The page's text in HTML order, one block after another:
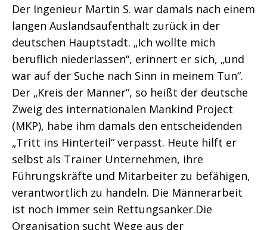
Der Ingenieur Martin S. war damals nach einem
langen Auslandsaufenthalt zurück in der
deutschen Hauptstadt. „Ich wollte mich
beruflich niederlassen“, erinnert er sich, „und
war auf der Suche nach Sinn in meinem Tun“.
Der „Kreis der Männer“, so heißt der deutsche
Zweig des internationalen Mankind Project
(MKP), habe ihm damals den entscheidenden
„Tritt ins Hinterteil“ verpasst. Heute hilft er
selbst als Trainer Unternehmen, ihre
Führungskräfte und Mitarbeiter zu befähigen,
verantwortlich zu handeln. Die Männerarbeit
ist noch immer sein Rettungsanker.Die
Organisation sucht Wege aus der